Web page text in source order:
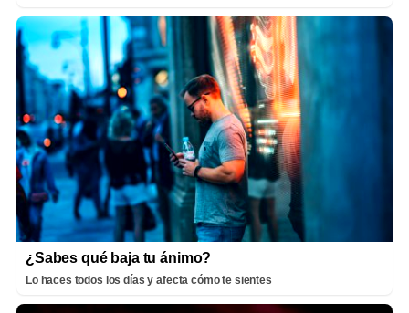
¿Sabes qué baja tu ánimo?
Lo haces todos los días y afecta cómo te sientes